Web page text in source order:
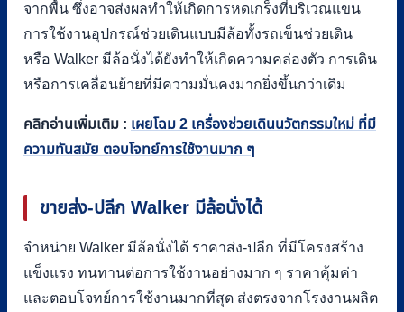
จากพื้น ซึ่งอาจส่งผลทำให้เกิดการหดเกร็งที่บริเวณแขน
การใช้งานอุปกรณ์ช่วยเดินแบบมีล้อทั้งรถเข็นช่วยเดิน
หรือ Walker มีล้อนั่งได้ยังทำให้เกิดความคล่องตัว การเดิน
หรือการเคลื่อนย้ายที่มีความมั่นคงมากยิ่งขึ้นกว่าเดิม
คลิกอ่านเพิ่มเติม : เผยโฉม 2 เครื่องช่วยเดินนวัตกรรมใหม่ ที่มี
ความทันสมัย ตอบโจทย์การใช้งานมาก ๆ
ขายส่ง-ปลีก Walker มีล้อนั่งได้
จำหน่าย Walker มีล้อนั่งได้ ราคาส่ง-ปลีก ที่มีโครงสร้าง
แข็งแรง ทนทานต่อการใช้งานอย่างมาก ๆ ราคาคุ้มค่า
และตอบโจทย์การใช้งานมากที่สุด ส่งตรงจากโรงงานผลิต